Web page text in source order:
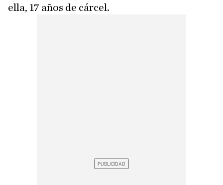
ella, 17 años de cárcel.